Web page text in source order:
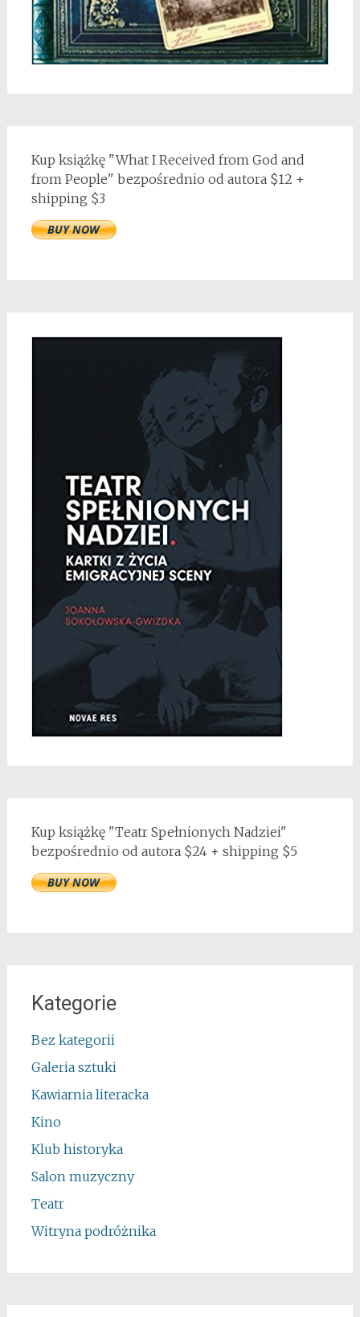
Kup książkę "What I Received from God and
from People" bezpośrednio od autora $12 +
shipping $3
Kup książkę "Teatr Spełnionych Nadziei"
bezpośrednio od autora $24 + shipping $5
Kategorie
Bez kategorii
Galeria sztuki
Kawiarnia literacka
Kino
Klub historyka
Salon muzyczny
Teatr
Witryna podróżnika